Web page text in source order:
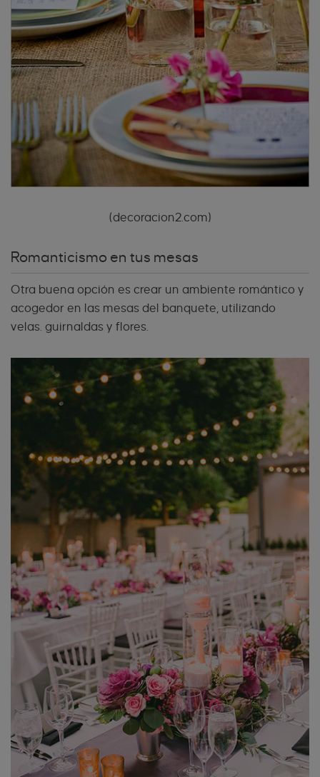
(decoracion2.com)
Romanticismo en tus mesas
Otra buena opción es crear un ambiente romántico y
acogedor en las mesas del banquete, utilizando
velas. guirnaldas y flores.